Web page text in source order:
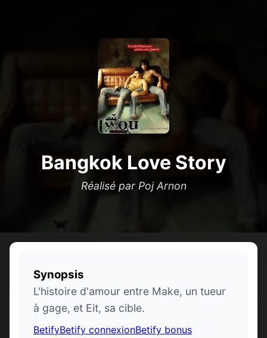
Bangkok Love Story
Réalisé par Poj Arnon
Synopsis
L'histoire d'amour entre Make, un tueur
à gage, et Eit, sa cible.
BetifyBetify connexionBetify bonus